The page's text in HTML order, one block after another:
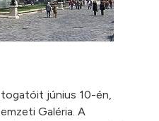
június 10-én,
Galéria. A